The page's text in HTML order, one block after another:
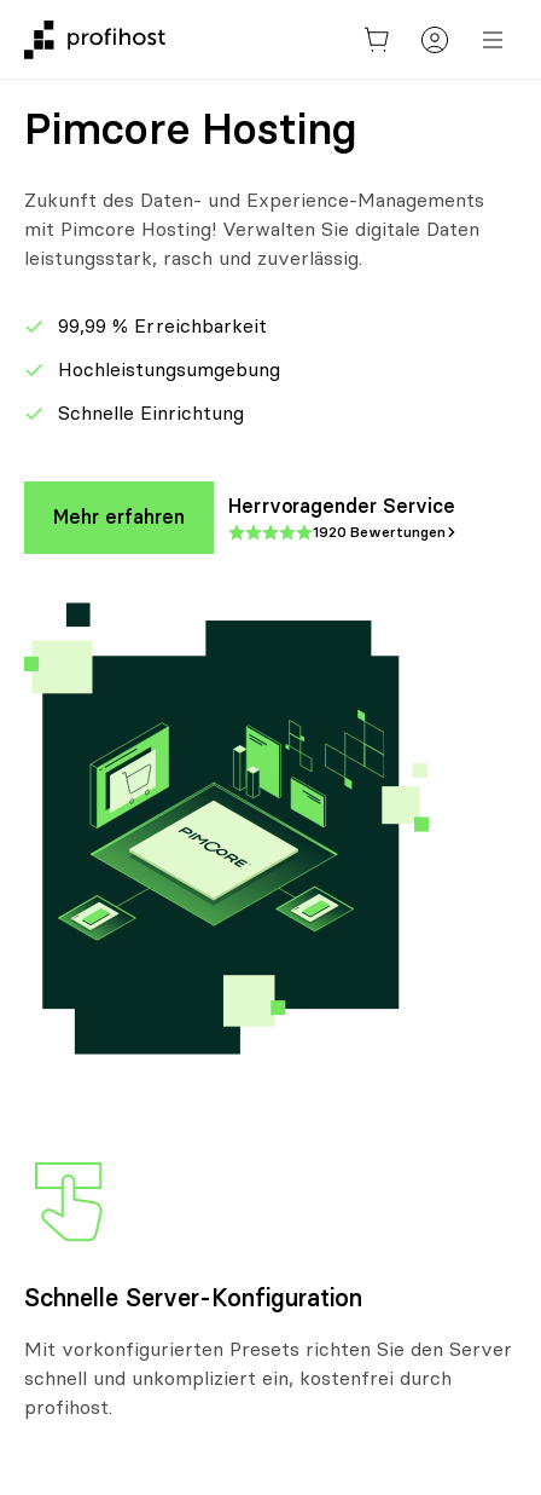
Pimcore Hosting
Zukunft des Daten- und Experience-Managements
mit Pimcore Hosting! Verwalten Sie digitale Daten
leistungsstark, rasch und zuverlässig.
99,99 % Erreichbarkeit
Hochleistungsumgebung
Schnelle Einrichtung
Mehr erfahren
Herrvoragender Service
1920 Bewertungen
Schnelle Server-Konfiguration
Mit vorkonfigurierten Presets richten Sie den Server
schnell und unkompliziert ein, kostenfrei durch
profihost.